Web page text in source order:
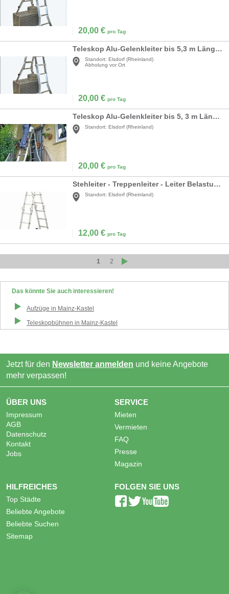
20,00 € pro Tag
Teleskop Alu-Gelenkleiter bis 5,3 m Länge - Ideal für Treppen und schwer zugängliche Stellen!
Standort: Elsdorf (Rheinland)
Abholung vor Ort
20,00 € pro Tag
Teleskop Alu-Gelenkleiter bis 5, 3 m Länge - Ideal für Treppen und schwer zugängliche Stellen!
Standort: Elsdorf (Rheinland)
20,00 € pro Tag
Stehleiter - Treppenleiter - Leiter Belastung bis 150 kg - Arbeitshoehe bis 4 m
Standort: Elsdorf (Rheinland)
12,00 € pro Tag
1 2
Das könnte Sie auch interessieren!
Aufzüge in Mainz-Kastel
Teleskopbühnen in Mainz-Kastel
Jetzt für den Newsletter anmelden und keine Angebote
mehr verpassen!
ÜBER UNS
Impressum
AGB
Datenschutz
Kontakt
Jobs
SERVICE
Mieten
Vermieten
FAQ
Presse
Magazin
HILFREICHES
Top Städte
Beliebte Angebote
Beliebte Suchen
Sitemap
FOLGEN SIE UNS